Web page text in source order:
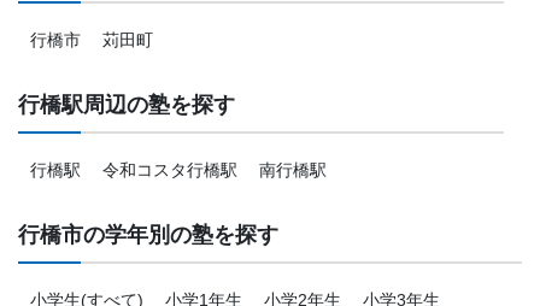
行橋市 苅田町
行橋駅周辺の塾を探す
行橋駅 令和コスタ行橋駅 南行橋駅
行橋市の学年別の塾を探す
小学生(すべて) 小学1年生 小学2年生
小学3年生